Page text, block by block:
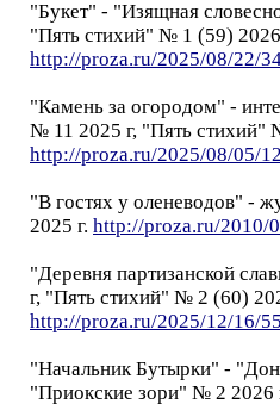
"Букет" - "Изящная
"Пять стихий" № 1 (59) 2026
http://proza.ru/2025/08/22/
"Камень за огородом" -
№ 11 2025 г, "Пять стихий"
http://proza.ru/2025/08/05/
"В гостях у оленеводов" -
2025 г. http://proza.ru/2010/
"Деревня партизанской
г, "Пять стихий" № 2 (60)
http://proza.ru/2025/12/16/
"Начальник Бутырки" -
"Приокские зори" № 2 2026